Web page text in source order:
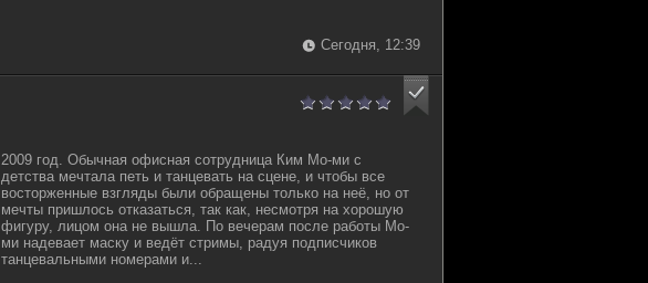
Сегодня, 12:39
2009 год. Обычная офисная сотрудница Ким Мо-ми с
детства мечтала петь и танцевать на сцене, и чтобы все
восторженные взгляды были обращены только на неё, но от
мечты пришлось отказаться, так как, несмотря на хорошую
фигуру, лицом она не вышла. По вечерам после работы Мо-
ми надевает маску и ведёт стримы, радуя подписчиков
танцевальными номерами и...